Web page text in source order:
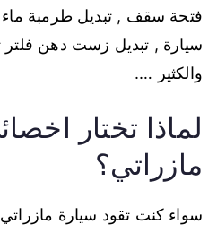
فتحة سقف , تبديل طرمبة ماء ,
سيارة , تبديل زست دهن
والكثير ….
لماذا تختار
مازراتي؟
سواء كنت تقود سيارة